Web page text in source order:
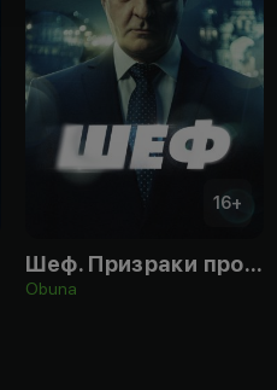
16+
Шеф. Призраки прошлого (7 сезон)
Obuna